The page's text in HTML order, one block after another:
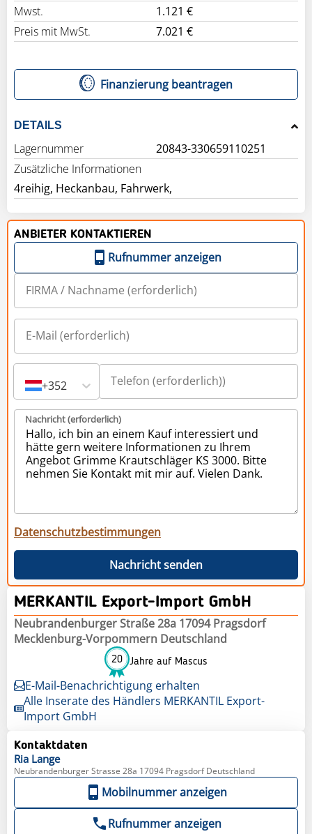
Mwst.
1.121 €
Preis mit MwSt.
7.021 €
Finanzierung beantragen
DETAILS
Lagernummer
20843-330659110251
Zusätzliche Informationen
4reihig, Heckanbau, Fahrwerk,
ANBIETER KONTAKTIEREN
Rufnummer anzeigen
+352
Nachricht (erforderlich)
Datenschutzbestimmungen
Nachricht senden
MERKANTIL Export-Import GmbH
Neubrandenburger Straße 28a 17094 Pragsdorf
Mecklenburg-Vorpommern Deutschland
20 Jahre auf Mascus
E-Mail-Benachrichtigung erhalten
Alle Inserate des Händlers MERKANTIL Export-
Import GmbH
Kontaktdaten
Ria Lange
Neubrandenburger Strasse 28a 17094 Pragsdorf Deutschland
Mobilnummer anzeigen
Rufnummer anzeigen